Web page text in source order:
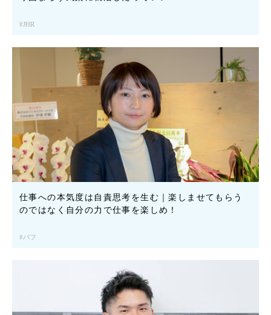
JHR
仕事への本気度は自責思考を生む｜楽しませてもらう
のではなく自分の力で仕事を楽しめ！
パフ